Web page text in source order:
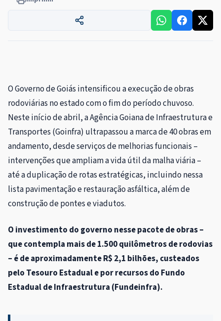
O Governo de Goiás intensificou a execução de obras
rodoviárias no estado com o fim do período chuvoso.
Neste início de abril, a Agência Goiana de Infraestrutura e
Transportes (Goinfra) ultrapassou a marca de 40 obras em
andamento, desde serviços de melhorias funcionais –
intervenções que ampliam a vida útil da malha viária –
até a duplicação de rotas estratégicas, incluindo nessa
lista pavimentação e restauração asfáltica, além de
construção de pontes e viadutos.
O investimento do governo nesse pacote de obras –
que contempla mais de 1.500 quilômetros de rodovias
– é de aproximadamente R$ 2,1 bilhões, custeados
pelo Tesouro Estadual e por recursos do Fundo
Estadual de Infraestrutura (Fundeinfra).